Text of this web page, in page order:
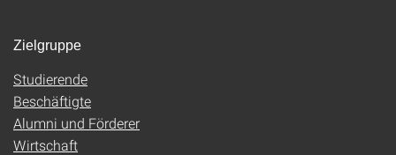
Zielgruppe
Studierende
Beschäftigte
Alumni und Förderer
Wirtschaft